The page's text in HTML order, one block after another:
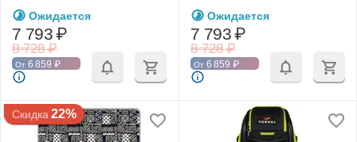
(PGYTECH P-GM-164 / P-
GM-168)
Ожидается
8 728 ₽
7 793₽
От 6 859 ₽
(PGYTECH P-GM-167 / P-
GM-169)
Ожидается
8 728 ₽
7 793₽
От 6 859 ₽
Скидка 22%